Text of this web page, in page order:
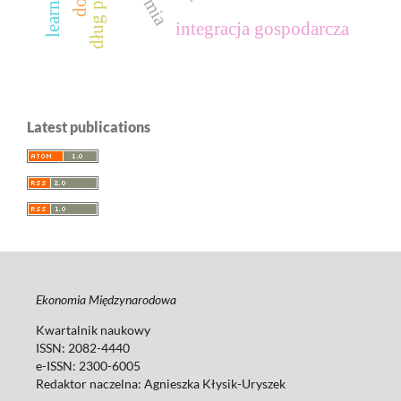
integracja gospodarcza
Latest publications
Ekonomia Międzynarodowa
Kwartalnik naukowy
ISSN: 2082-4440
e-ISSN: 2300-6005
Redaktor naczelna: Agnieszka Kłysik-Uryszek